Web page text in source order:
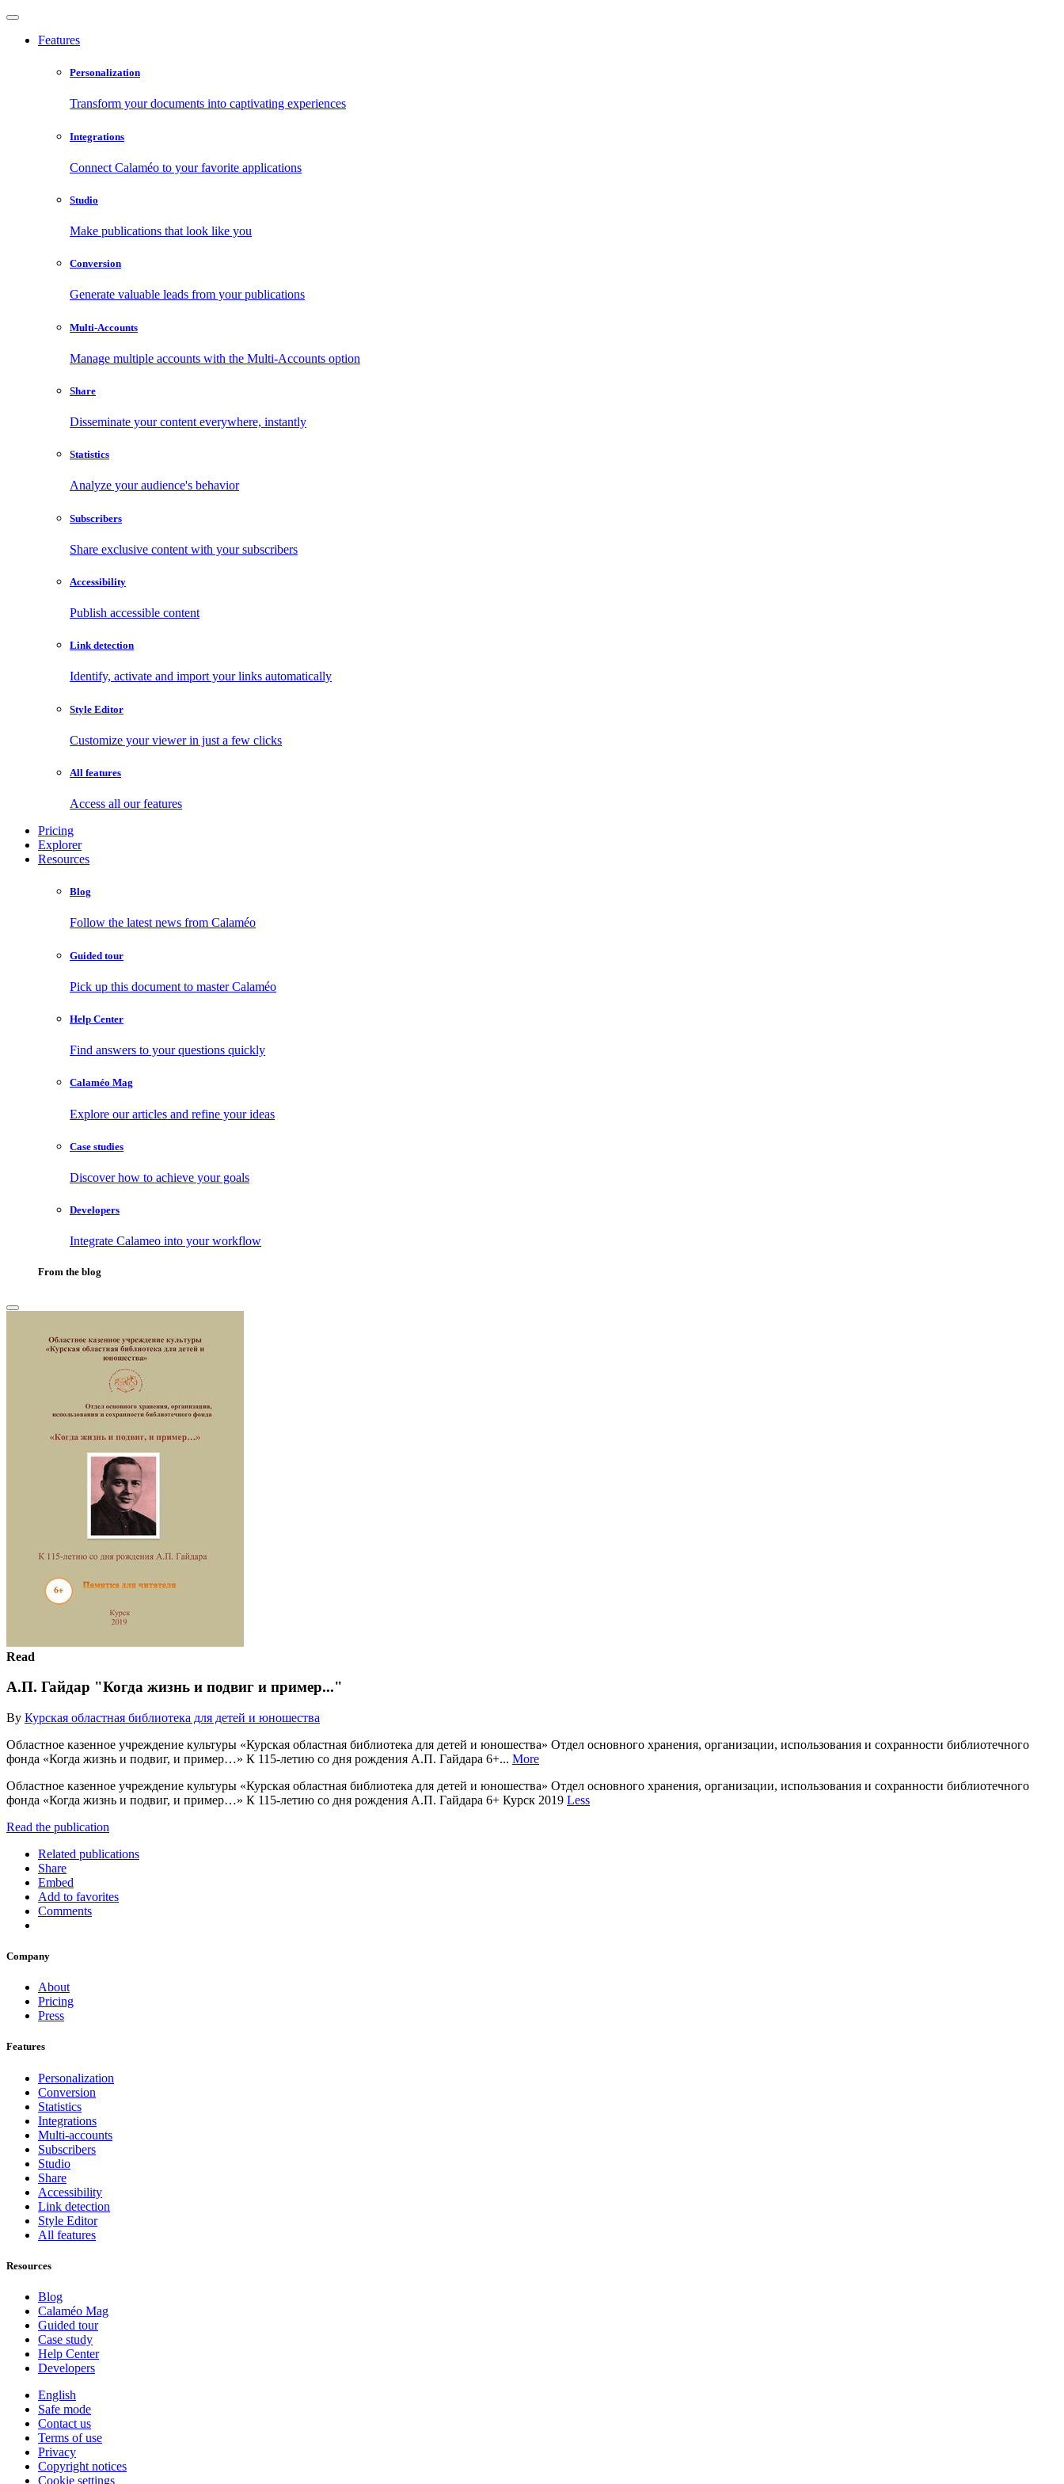
Features
Personalization
Transform your documents into captivating experiences
Integrations
Connect Calaméo to your favorite applications
Studio
Make publications that look like you
Conversion
Generate valuable leads from your publications
Multi-Accounts
Manage multiple accounts with the Multi-Accounts option
Share
Disseminate your content everywhere, instantly
Statistics
Analyze your audience's behavior
Subscribers
Share exclusive content with your subscribers
Accessibility
Publish accessible content
Link detection
Identify, activate and import your links automatically
Style Editor
Customize your viewer in just a few clicks
All features
Access all our features
Pricing
Explorer
Resources
Blog
Follow the latest news from Calaméo
Guided tour
Pick up this document to master Calaméo
Help Center
Find answers to your questions quickly
Calaméo Mag
Explore our articles and refine your ideas
Case studies
Discover how to achieve your goals
Developers
Integrate Calameo into your workflow
From the blog
Read
А.П. Гайдар "Когда жизнь и подвиг и пример..."
By Курская областная библиотека для детей и юношества
Областное казенное учреждение культуры «Курская областная библиотека для детей и юношества» Отдел основного хранения, организации, использования и сохранности библиотечного
фонда «Когда жизнь и подвиг, и пример…» К 115-летию со дня рождения А.П. Гайдара 6+... More
Областное казенное учреждение культуры «Курская областная библиотека для детей и юношества» Отдел основного хранения, организации, использования и сохранности библиотечного
фонда «Когда жизнь и подвиг, и пример…» К 115-летию со дня рождения А.П. Гайдара 6+ Курск 2019 Less
Read the publication
Related publications
Share
Embed
Add to favorites
Comments
Company
About
Pricing
Press
Features
Personalization
Conversion
Statistics
Integrations
Multi-accounts
Subscribers
Studio
Share
Accessibility
Link detection
Style Editor
All features
Resources
Blog
Calaméo Mag
Guided tour
Case study
Help Center
Developers
English
Safe mode
Contact us
Terms of use
Privacy
Copyright notices
Cookie settings